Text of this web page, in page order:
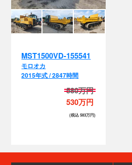
MST1500VD-155541
モロオカ
2015年式 / 2847時間
580万円
530万円
(税込 583万円)